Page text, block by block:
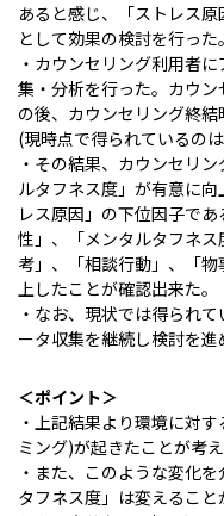
あると感じ、「ストレス
として効果の検討を行った。
・カウンセリング利用者
集・分析を行った。カウ
の後、カウンセリング終
(現時点で得られているの
・その結果、カウンセリ
ルタフネス度」が有意に
レス原因」の下位因子で
性」、「メンタルタフネ
考」、「相談行動」、「
上したことが確認出来た。
・なお、現状では得られ
ータ収集を継続し検討を進
＜ポイント＞
・上記結果より環境に対
ミング)が起きたことが考え
・また、このような変化
タフネス度」は変えるこ